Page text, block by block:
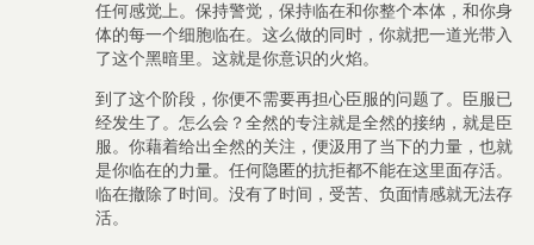
任何感觉上。保持警觉，保持临在和你整个本体，和你身
体的每一个细胞临在。这么做的同时，你就把一道光带入
了这个黑暗里。这就是你意识的火焰。
到了这个阶段，你便不需要再担心臣服的问题了。臣服已
经发生了。怎么会？全然的专注就是全然的接纳，就是臣
服。你藉着给出全然的关注，便汲用了当下的力量，也就
是你临在的力量。任何隐匿的抗拒都不能在这里面存活。
临在撤除了时间。没有了时间，受苦、负面情感就无法存
活。